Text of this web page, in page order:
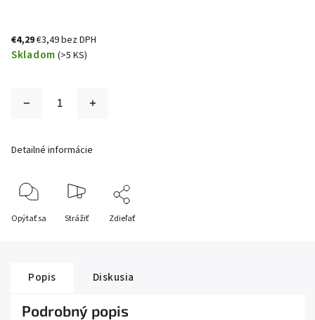
€4,29€3,49 bez DPH
Skladom (>5 KS)
Detailné informácie
Opýtať sa Strážiť Zdieľať
Popis Diskusia
Podrobný popis